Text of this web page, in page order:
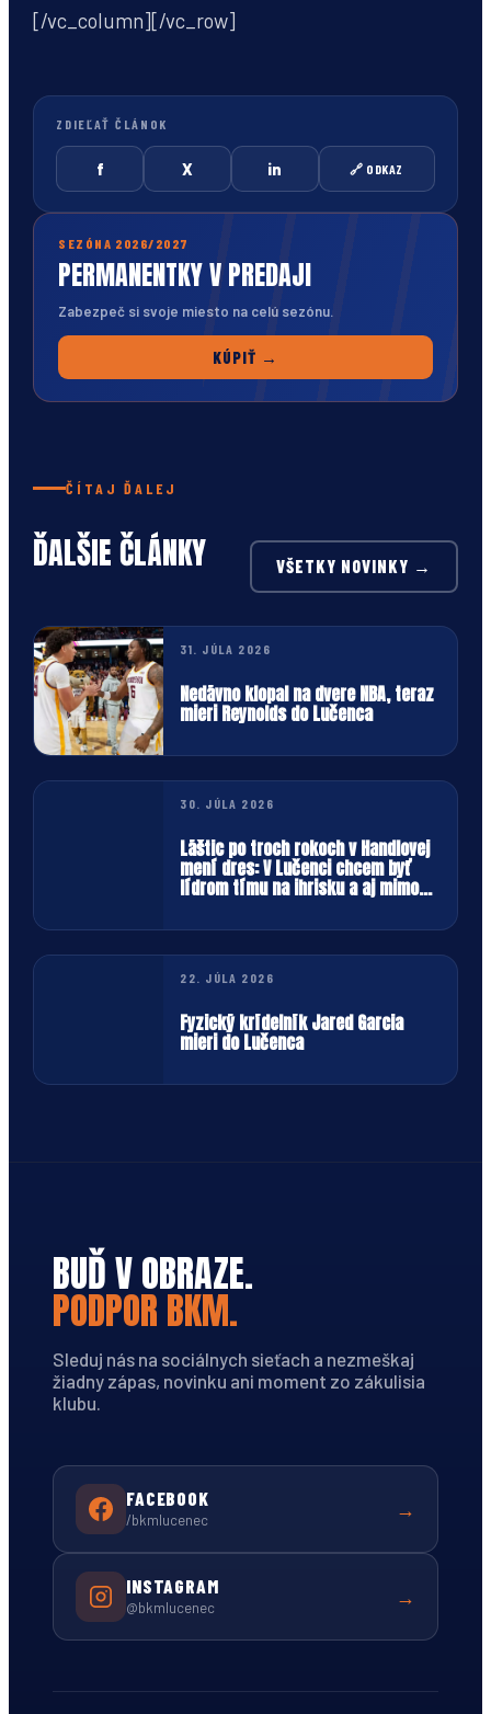
[/vc_column][/vc_row]
ZDIEĽAŤ ČLÁNOK
f X in 🔗 ODKAZ
SEZÓNA 2026/2027
PERMANENTKY V PREDAJI
Zabezpeč si svoje miesto na celú sezónu.
KÚPIŤ →
ČÍTAJ ĎALEJ
ĎALŠIE ČLÁNKY VŠETKY NOVINKY →
31. JÚLA 2026
Nedávno klopal na dvere NBA, teraz
mieri Reynolds do Lučenca
30. JÚLA 2026
Láštic po troch rokoch v Handlovej
mení dres: V Lučenci chcem byť
lídrom tímu na ihrisku a aj mimo
22. JÚLA 2026
Fyzický krídelník Jared Garcia
mieri do Lučenca
BUĎ V OBRAZE.
PODPOR BKM.
Sleduj nás na sociálnych sieťach a nezmeškaj
žiadny zápas, novinku ani moment zo zákulisia
klubu.
FACEBOOK
/bkmlucenec →
INSTAGRAM
@bkmlucenec →